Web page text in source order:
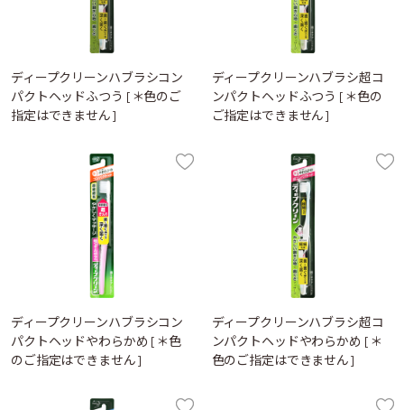
ディープクリーンハブラシコン
パクトヘッドふつう [＊色のご
指定はできません]
ディープクリーンハブラシ超コ
ンパクトヘッドふつう [＊色の
ご指定はできません]
ディープクリーンハブラシコン
パクトヘッドやわらかめ [＊色
のご指定はできません]
ディープクリーンハブラシ超コ
ンパクトヘッドやわらかめ [＊
色のご指定はできません]